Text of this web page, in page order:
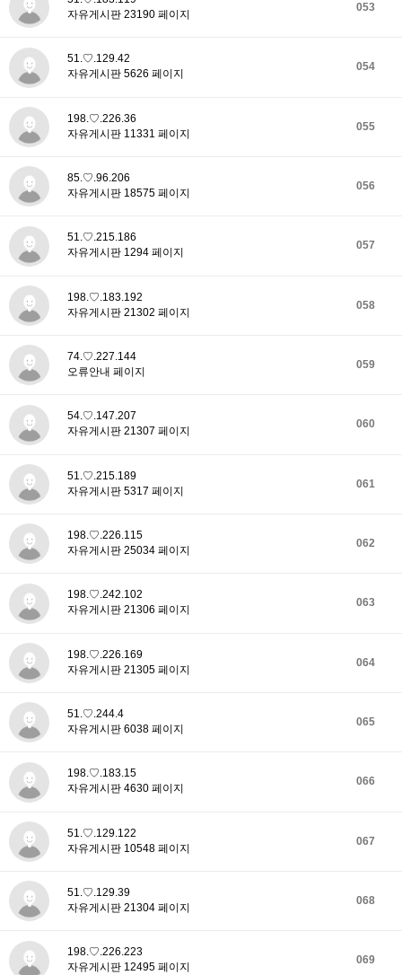
053
자유게시판 23190 페이지
054
51.♡.129.42
자유게시판 5626 페이지
055
198.♡.226.36
자유게시판 11331 페이지
056
85.♡.96.206
자유게시판 18575 페이지
057
51.♡.215.186
자유게시판 1294 페이지
058
198.♡.183.192
자유게시판 21302 페이지
059
74.♡.227.144
오류안내 페이지
060
54.♡.147.207
자유게시판 21307 페이지
061
51.♡.215.189
자유게시판 5317 페이지
062
198.♡.226.115
자유게시판 25034 페이지
063
198.♡.242.102
자유게시판 21306 페이지
064
198.♡.226.169
자유게시판 21305 페이지
065
51.♡.244.4
자유게시판 6038 페이지
066
198.♡.183.15
자유게시판 4630 페이지
067
51.♡.129.122
자유게시판 10548 페이지
068
51.♡.129.39
자유게시판 21304 페이지
069
198.♡.226.223
자유게시판 12495 페이지